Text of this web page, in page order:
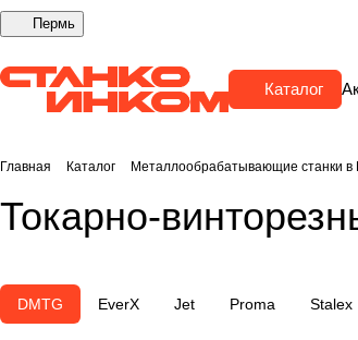
Пермь
Каталог
Главная Каталог Металлообрабатывающие станки в
Токарно-
DMTG EverX Jet Proma Stalex